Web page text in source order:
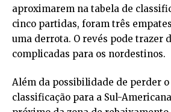
aproximarem na tabela de
cinco partidas, foram três
uma derrota. O revés pode trazer
complicadas para os nordestinos.
Além da possibilidade de perder
classificação para a Sul-